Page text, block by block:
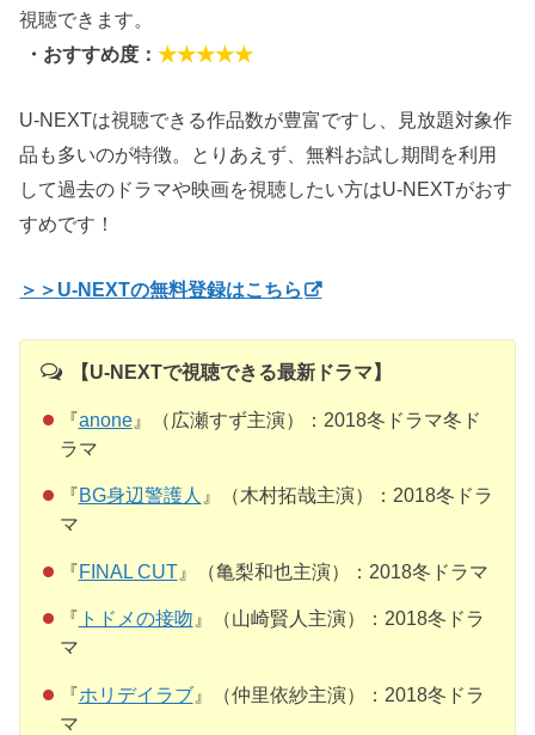
視聴できます。
・おすすめ度：★★★★★
U-NEXTは視聴できる作品数が豊富ですし、見放題対象作
品も多いのが特徴。とりあえず、無料お試し期間を利用
して過去のドラマや映画を視聴したい方はU-NEXTがおす
すめです！
＞＞U-NEXTの無料登録はこちら
【U-NEXTで視聴できる最新ドラマ】
『anone』（広瀬すず主演）：2018冬ドラマ冬ド
ラマ
『BG身辺警護人 』（木村拓哉主演）：2018冬ドラ
マ
『FINAL CUT』（亀梨和也主演）：2018冬ドラマ
『 トドメの接吻 』（山崎賢人主演）：2018冬ドラ
マ
『ホリデイラブ』（仲里依紗主演）：2018冬ドラ
マ